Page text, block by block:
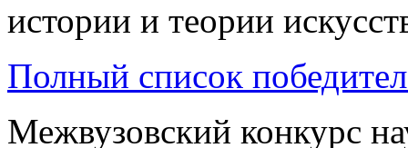
истории и теории
Полный список
Межвузовский конкурс